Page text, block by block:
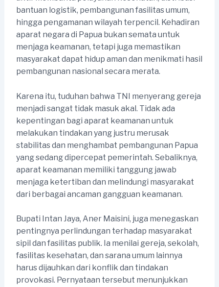
bantuan logistik, pembangunan fasilitas umum,
hingga pengamanan wilayah terpencil. Kehadiran
aparat negara di Papua bukan semata untuk
menjaga keamanan, tetapi juga memastikan
masyarakat dapat hidup aman dan menikmati hasil
pembangunan nasional secara merata.
Karena itu, tuduhan bahwa TNI menyerang gereja
menjadi sangat tidak masuk akal. Tidak ada
kepentingan bagi aparat keamanan untuk
melakukan tindakan yang justru merusak
stabilitas dan menghambat pembangunan Papua
yang sedang dipercepat pemerintah. Sebaliknya,
aparat keamanan memiliki tanggung jawab
menjaga ketertiban dan melindungi masyarakat
dari berbagai ancaman gangguan keamanan.
Bupati Intan Jaya, Aner Maisini, juga menegaskan
pentingnya perlindungan terhadap masyarakat
sipil dan fasilitas publik. Ia menilai gereja, sekolah,
fasilitas kesehatan, dan sarana umum lainnya
harus dijauhkan dari konflik dan tindakan
provokasi. Pernyataan tersebut menunjukkan